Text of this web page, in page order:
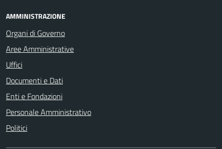
AMMINISTRAZIONE
Organi di Governo
Aree Amministrative
Uffici
Documenti e Dati
Enti e Fondazioni
Personale Amministrativo
Politici